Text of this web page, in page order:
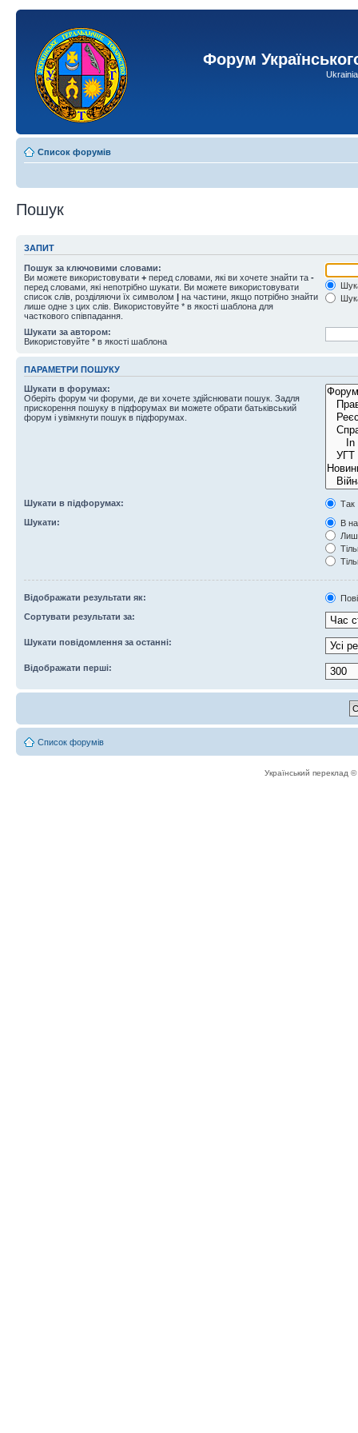
Форум
Список форумів
Пошук
ЗАПИТ
Пошук за ключовими словами:
Ви можете використовувати + перед словами, які ви хочете знайти та -
перед словами, які непотрібно шукати. Ви можете використовувати
список слів, розділяючи їх символом | на частини, якщо потрібно знайти
лише одне з цих слів. Використовуйте * в якості шаблона для
часткового співпадання.
Шукати за автором:
Використовуйте * в якості шаблона
ПАРАМЕТРИ ПОШУКУ
Шукати в форумах:
Оберіть форум чи форуми, де ви хочете здійснювати пошук. Задля
прискорення пошуку в підфорумах ви можете обрати батьківський
форум і увімкнути пошук в підфорумах.
Шукати в підфорумах:
Так
Шукати:
В
Відображати результати як:
Сортувати результати за:
Шукати повідомлення за останні:
Відображати перші:
Список форумів
Український переклад